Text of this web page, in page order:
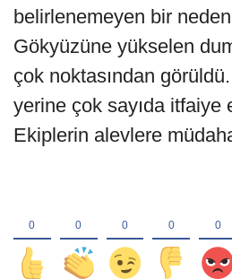
belirlenemeyen bir
Gökyüzüne yükselen
çok noktasından
yerine çok sayıda itfaiye
Ekiplerin alevlere